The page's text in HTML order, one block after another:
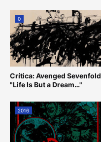
0
Crítica: Avenged Sevenfold
"Life Is But a Dream…"
2016